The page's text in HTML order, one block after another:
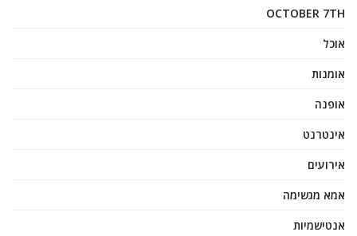
OCTOBER 7TH
אוכל
אומנות
אופנה
אינטרנט
אירועים
אמא מגשימה
אנטישמיות